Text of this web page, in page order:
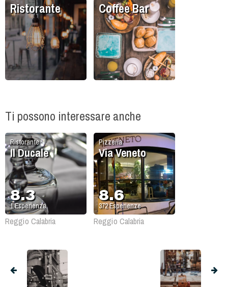
Ristorante Coffee Bar
Ti possono interessare anche
Ristorante
Il Ducale
8.3
1Esperienza
Reggio Calabria
Pizzeria
Via Veneto
8.6
372Esperienze
Reggio Calabria